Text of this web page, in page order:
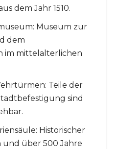
dem Jahr 1510.
Museum zur
dem
im mittelalterlichen
Teile der
sind
Historischer
über 500 Jahre